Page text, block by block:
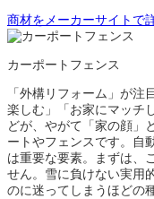
商材をメーカーサイトで
カーポートフェンス
「外構リフォーム」が
楽しむ」「お家にマッチ
どが、やがて「家の顔」
ートやフェンスです。自
は重要な要素。まずは、
せん。雪に負けない実用
のに迷ってしまうほどの